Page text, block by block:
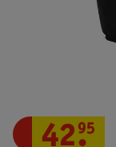
42.
95